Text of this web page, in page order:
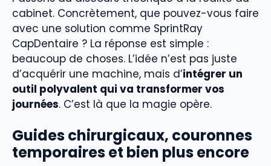
cabinet. Concrètement, que pouvez-vous faire
avec une solution comme SprintRay
CapDentaire ? La réponse est simple :
beaucoup de choses. L’idée n’est pas juste
d’acquérir une machine, mais d’intégrer un
outil polyvalent qui va transformer vos
journées. C’est là que la magie opère.
Guides chirurgicaux, couronnes
temporaires et bien plus encore